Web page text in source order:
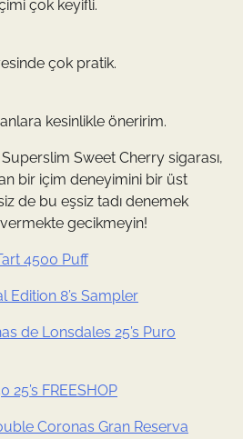
çok keyifli.
çok pratik.
kesinlikle öneririm.
Sweet Cherry sigarası,
bir içim deneyimini bir üst
de bu eşsiz tadı denemek
gecikmeyin!
4500 Puff
Edition 8’s Sampler
de Lonsdales 25’s Puro
FREESHOP
Coronas Gran Reserva